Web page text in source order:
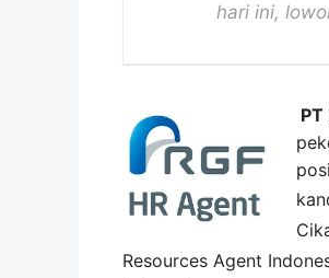
hari ini,
Resources Agent